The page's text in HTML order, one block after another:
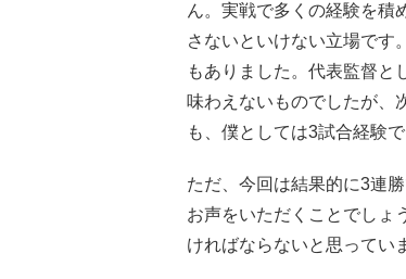
ん。実戦で多くの経験を積
さないといけない立場です
もありました。代表監督と
味わえないものでしたが、
も、僕としては3試合経験
ただ、今回は結果的に3連
お声をいただくことでしょ
ければならないと思ってい